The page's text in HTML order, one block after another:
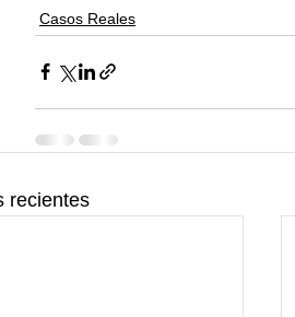
Casos Reales
recientes